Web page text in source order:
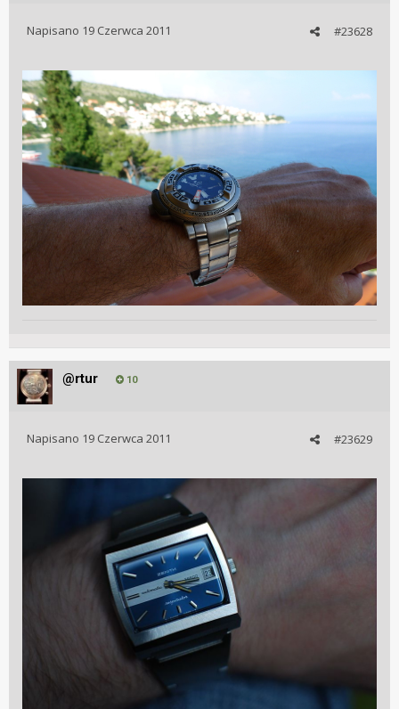
#23628
Napisano 19 Czerwca 2011
@rtur 10
#23629
Napisano 19 Czerwca 2011